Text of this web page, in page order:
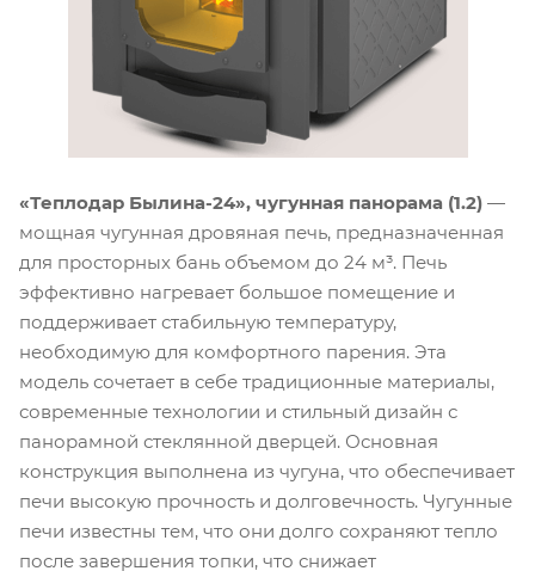
«Теплодар Былина-24», чугунная панорама (1.2) —
мощная чугунная дровяная печь, предназначенная
для просторных бань объемом до 24 м³. Печь
эффективно нагревает большое помещение и
поддерживает стабильную температуру,
необходимую для комфортного парения. Эта
модель сочетает в себе традиционные материалы,
современные технологии и стильный дизайн с
панорамной стеклянной дверцей. Основная
конструкция выполнена из чугуна, что обеспечивает
печи высокую прочность и долговечность. Чугунные
печи известны тем, что они долго сохраняют тепло
после завершения топки, что снижает